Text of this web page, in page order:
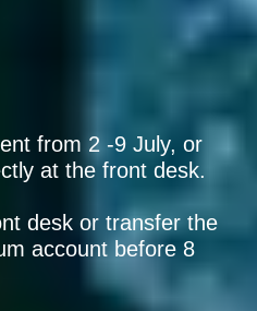
from 2 -9 July, or
at the front desk.
desk or transfer the
account before 8